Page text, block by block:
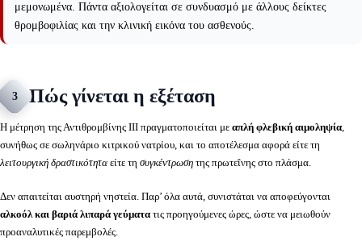
μεμονωμένα. Πάντα αξιολογείται σε συνδυασμό με άλλους δείκτες
θρομβοφιλίας και την κλινική εικόνα του ασθενούς.
3 Πώς γίνεται η εξέταση
Η μέτρηση της Αντιθρομβίνης ΙΙΙ πραγματοποιείται με απλή φλεβική αιμοληψία,
συνήθως σε σωληνάριο κιτρικού νατρίου, και το αποτέλεσμα αφορά είτε τη
λειτουργική δραστικότητα είτε τη συγκέντρωση της πρωτεΐνης στο πλάσμα.
Δεν απαιτείται αυστηρή νηστεία. Παρ’ όλα αυτά, συνιστάται να αποφεύγονται
αλκοόλ και βαριά λιπαρά γεύματα τις προηγούμενες ώρες, ώστε να μειωθούν
προαναλυτικές παρεμβολές.